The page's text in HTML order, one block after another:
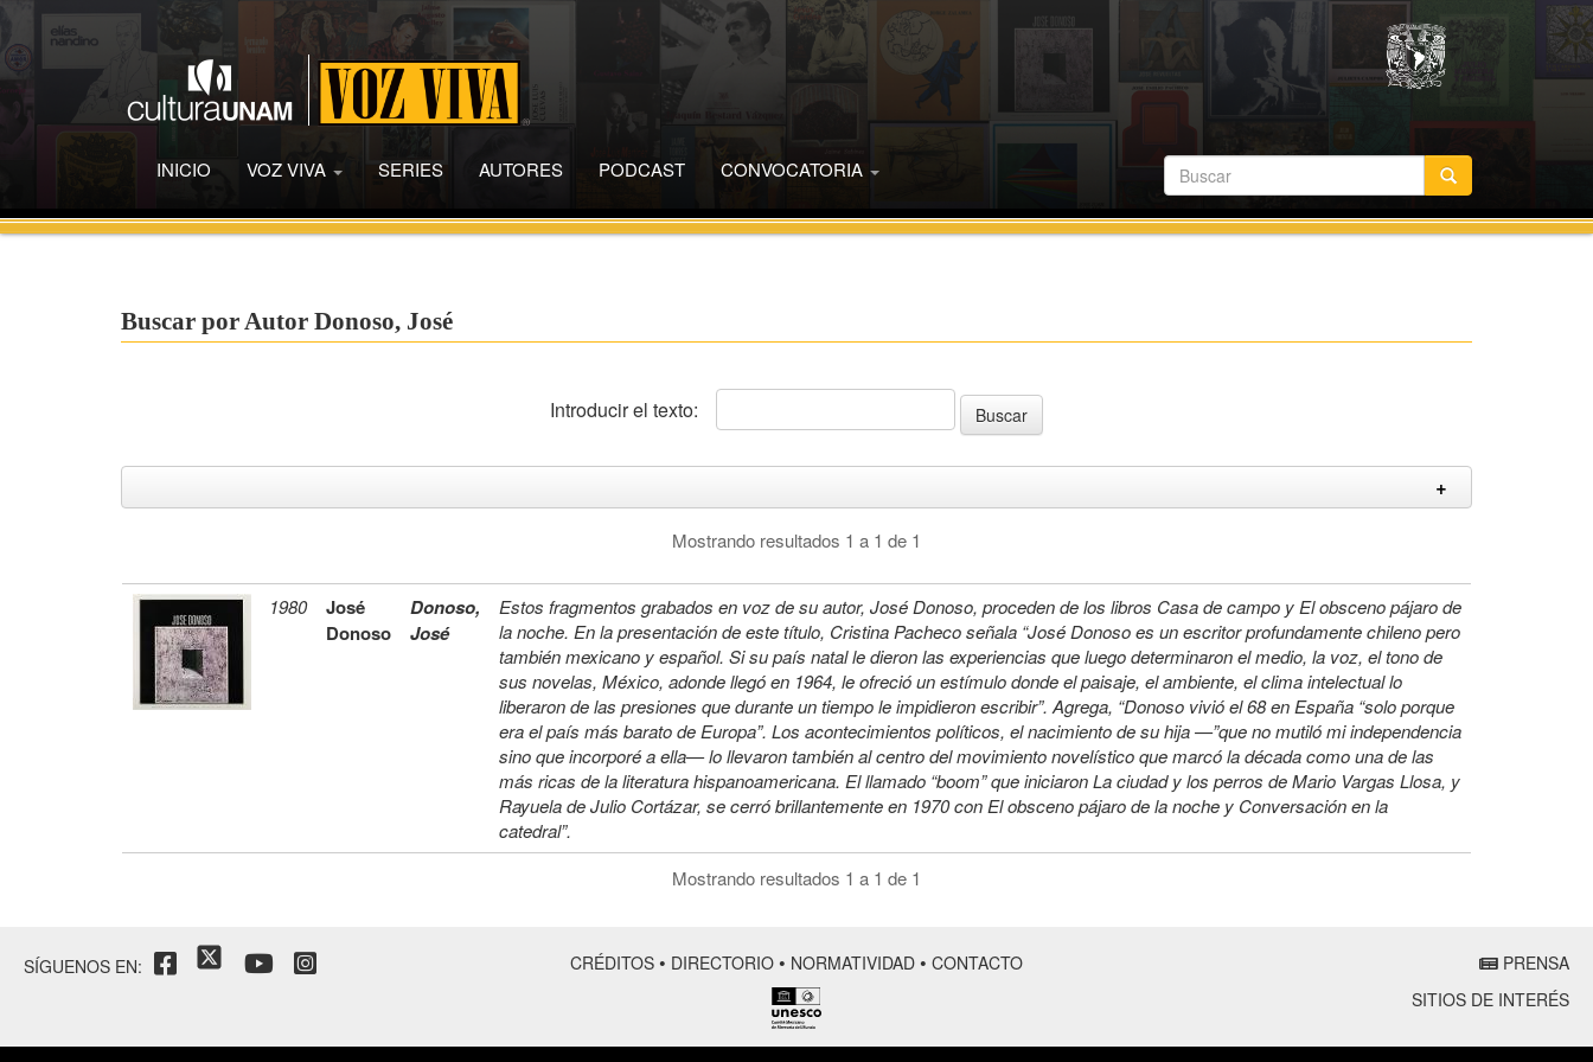
INICIO VOZ VIVA SERIES AUTORES PODCAST CONVOCATORIA
Buscar por Autor Donoso, José
Introducir el texto:
Mostrando resultados 1 a 1 de 1
1980
José
Donoso
Donoso,
José
Estos fragmentos grabados en voz de su autor, José Donoso, proceden de los libros Casa de campo y El obsceno pájaro de
la noche. En la presentación de este título, Cristina Pacheco señala “José Donoso es un escritor profundamente chileno pero
también mexicano y español. Si su país natal le dieron las experiencias que luego determinaron el medio, la voz, el tono de
sus novelas, México, adonde llegó en 1964, le ofreció un estímulo donde el paisaje, el ambiente, el clima intelectual lo
liberaron de las presiones que durante un tiempo le impidieron escribir”. Agrega, “Donoso vivió el 68 en España “solo porque
era el país más barato de Europa”. Los acontecimientos políticos, el nacimiento de su hija —”que no mutiló mi independencia
sino que incorporé a ella— lo llevaron también al centro del movimiento novelístico que marcó la década como una de las
más ricas de la literatura hispanoamericana. El llamado “boom” que iniciaron La ciudad y los perros de Mario Vargas Llosa, y
Rayuela de Julio Cortázar, se cerró brillantemente en 1970 con El obsceno pájaro de la noche y Conversación en la
catedral”.
Mostrando resultados 1 a 1 de 1
SÍGUENOS EN: CRÉDITOS • DIRECTORIO • NORMATIVIDAD • CONTACTO
PRENSA
SITIOS DE INTERÉS